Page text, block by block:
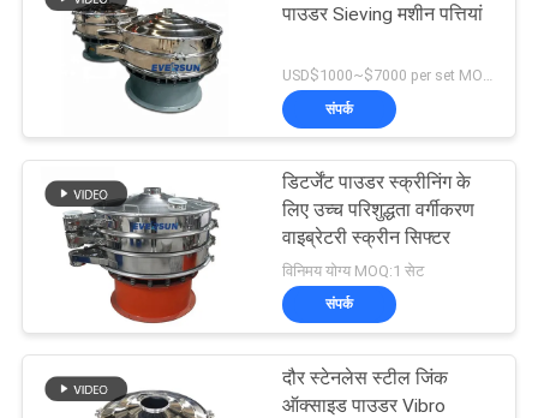
पाउडर Sieving मशीन पत्तियां
संपर्क
डिटर्जेंट पाउडर स्क्रीनिंग के
लिए उच्च परिशुद्धता वर्गीकरण
वाइब्रेटरी स्क्रीन सिफ्टर
विनिमय योग्य MOQ:1 सेट
संपर्क
दौर स्टेनलेस स्टील जिंक
ऑक्साइड पाउडर Vibro